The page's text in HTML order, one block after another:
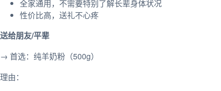
全家通用，不需要特别了解长辈身体状况
性价比高，送礼不心疼
送给朋友/平辈
→ 首选：纯羊奶粉（500g）
理由：